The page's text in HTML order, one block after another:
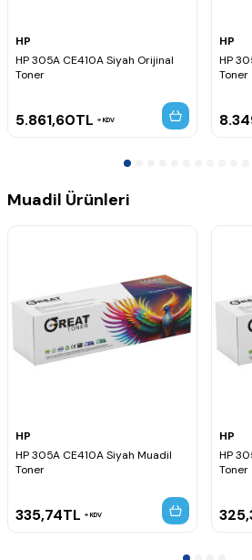
HP
HP 305A CE410A Siyah Orijinal
Toner
5.861,60TL KDV
HP
HP
Toner
Muadil Ürünleri
HP
HP 305A CE410A Siyah Muadil
Toner
335,74TL KDV
HP
HP
Toner